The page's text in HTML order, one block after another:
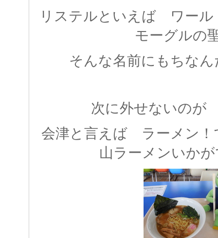
リステルといえば ワール
モーグルの
そんな名前にもちな
次に外せないのが
会津と言えば ラーメン
山ラーメンいか